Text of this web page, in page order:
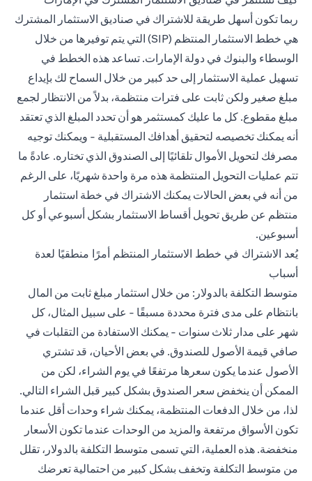
ربما تكون أسهل طريقة للاشتراك في صناديق الاستثمار المشترك
هي خطط الاستثمار المنتظم (SIP) التي يتم توفيرها من خلال
الوسطاء والبنوك في دولة الإمارات. تساعد هذه الخطط في
تسهيل عملية الاستثمار إلى حد كبير من خلال السماح لك بإيداع
مبلغ صغير ولكن ثابت على فترات منتظمة، بدلاً من الانتظار لجمع
مبلغ مقطوع. كل ما عليك كمستثمر هو أن تحدد المبلغ الذي تعتقد
أنه يمكنك تخصيصه لتحقيق أهدافك المستقبلية - ويمكنك توجيه
مصرفك لتحويل الأموال تلقائيًا إلى الصندوق الذي تختاره. عادةً ما
تتم عمليات التحويل المنتظمة هذه مرة واحدة شهريًا، على الرغم
من أنه في بعض الحالات يمكنك الاشتراك في خطة استثمار
منتظم عن طريق تحويل أقساط الاستثمار بشكل أسبوعي أو كل
أسبوعين.
يُعد الاشتراك في خطط الاستثمار المنتظم أمرًا منطقيًا لعدة
أسباب
متوسط التكلفة بالدولار: من خلال استثمار مبلغ ثابت من المال
بانتظام على مدى فترة محددة مسبقًا - على سبيل المثال، كل
شهر على مدار ثلاث سنوات - يمكنك الاستفادة من التقلبات في
صافي قيمة الأصول للصندوق. في بعض الأحيان، قد تشتري
الأصول عندما يكون سعرها مرتفعًا في يوم الشراء، لكن من
الممكن أن ينخفض سعر الصندوق بشكل كبير قبل الشراء التالي.
لذا، من خلال الدفعات المنتظمة، يمكنك شراء وحدات أقل عندما
تكون الأسواق مرتفعة والمزيد من الوحدات عندما تكون الأسعار
منخفضة. هذه العملية، التي تسمى متوسط التكلفة بالدولار، تقلل
من متوسط التكلفة وتخفف بشكل كبير من احتمالية تعرضك